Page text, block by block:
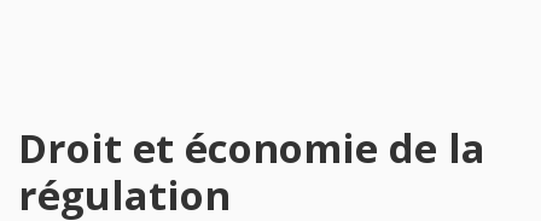
Droit et économie de la
régulation